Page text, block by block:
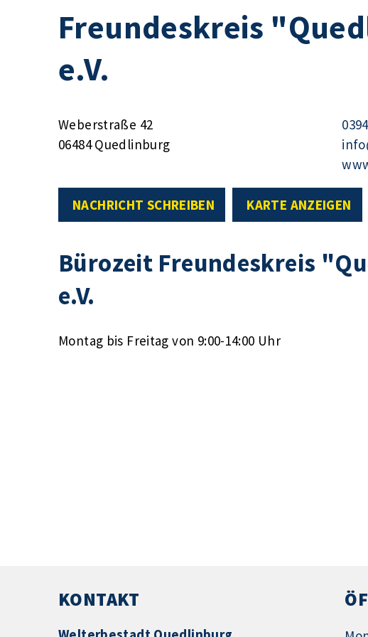
Freundeskreis
e.V.
Weberstraße 42
06484 Quedlinburg
NACHRICHT SCHREIBEN KARTE ANZEIGEN
Bürozeit Freundeskreis
e.V.
Montag bis Freitag von 9:00-14:00 Uhr
KONTAKT